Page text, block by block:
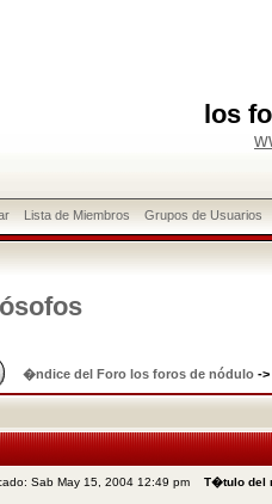
los
Lista de Miembros Grupos de Usuarios
�ndice del Foro los foros de nódulo ->
Sab May 15, 2004 12:49 pm T�tulo del